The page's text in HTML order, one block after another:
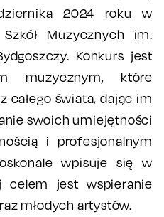
2024 roku w
Muzycznych im.
Konkurs jest
muzycznym, które
całego świata, dając im
swoich umiejętności
i profesjonalnym
wpisuje się w
celem jest wspieranie
młodych artystów.